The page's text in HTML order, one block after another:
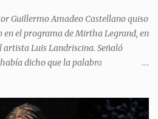
Por último, Tui, la cotorra, deja
y arenga a los otros tres
Finalmente, terminan por
el aguará huye despavorido al verse
con canciones en vivo, máscaras, una
Guillermo Amadeo Castellano quiso
el programa de Mirtha Legrand, en
Luis Landriscina. Señaló
dicho que la palabra
sin remuneración". Agrega el letrado